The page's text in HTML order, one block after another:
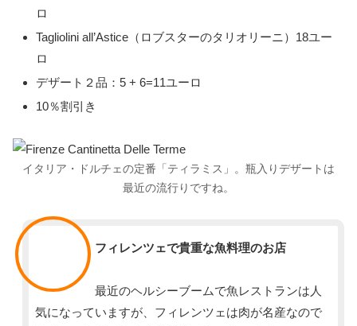
ロ
Tagliolini all’Astice（ロブスターのタリオリーニ）18ユー
ロ
デザート２品：5 + 6=11ユーロ
10％割引き
イタリア・ドルチェの定番「ティラミス」。瓶入りデザートは
最近の流行りですね。
フィレンツェで貴重な魚料理のお店
最近のヘルシーブームで魚レストランは人
気になっていますが、フィレンツェは肉が名産なので